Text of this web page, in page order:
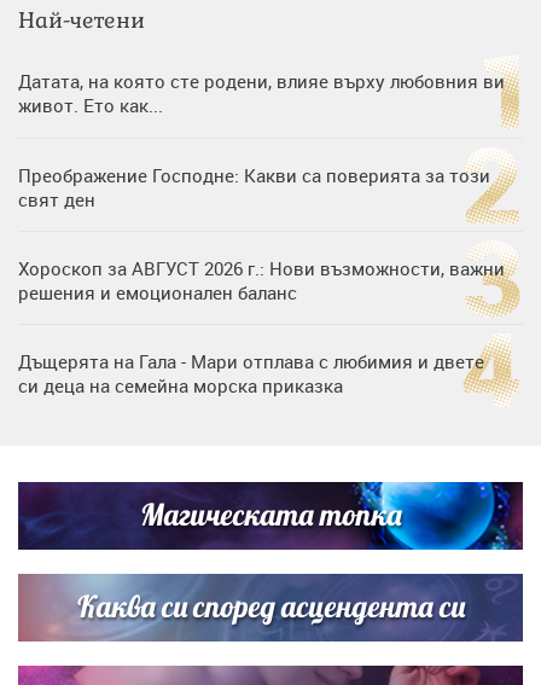
Най-четени
Датата, на която сте родени, влияе върху любовния ви
живот. Ето как...
Преображение Господне: Какви са поверията за този
свят ден
Хороскоп за АВГУСТ 2026 г.: Нови възможности, важни
решения и емоционален баланс
Дъщерята на Гала - Мари отплава с любимия и двете
си деца на семейна морска приказка
Димов издадоха своето любимо място
Дъщерята на Тодор Батков вдигна сватба, Стоичков и
Братя Аргирови я изненадаха с песен
Магическата топка
Каква си според асцендента си